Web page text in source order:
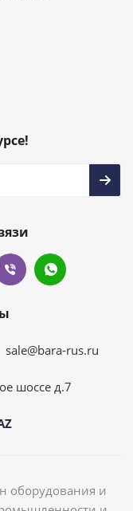
sale@bara-rus.ru
шоссе д.7
оборудования и